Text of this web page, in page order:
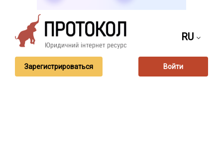
RU
Зарегистрироваться Войти